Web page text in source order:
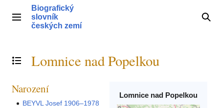
obsahHlavní menu
Biografický
slovník
českých zemí
Přepnout obsah
Lomnice nad Popelkou
Lomnice nad Popelkou
Narození
BEYVL Josef 1906–1978